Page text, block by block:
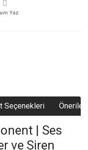
Yaz
Seçenekleri
| Ses
ve Siren